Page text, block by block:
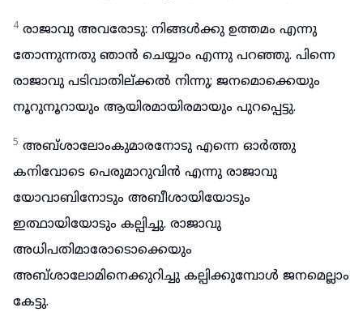
4 രാജാവു അവരോടു: നിങ്ങൾക്കു ഉത്തമം എന്നു
തോന്നുന്നതു ഞാൻ ചെയ്യാം എന്നു പറഞ്ഞു. പിന്നെ
രാജാവു പടിവാതില്ക്കൽ നിന്നു; ജനമൊക്കെയും
നൂറുനൂറായും ആയിരമായിരമായും പുറപ്പെട്ടു.
5 അബ്ശാലോംകുമാരനോടു എന്നെ ഓർത്തു
കനിവോടെ പെരുമാറുവിൻ എന്നു രാജാവു
യോവാബിനോടും അബീശായിയോടും
ഇത്ഥായിയോടും കല്പിച്ചു. രാജാവു
അധിപതിമാരോടൊക്കെയും
അബ്ശാലോമിനെക്കുറിച്ചു കല്പിക്കുമ്പോൾ ജനമെല്ലാം
കേട്ടു.